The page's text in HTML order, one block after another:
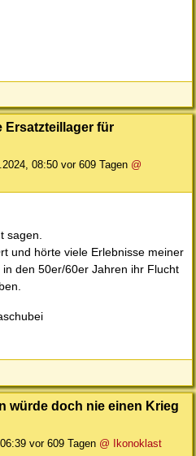
Ersatzteillager für
08:50 vor 609 Tagen @
sagen.
und hörte viele Erlebnisse meiner
den 50er/60er Jahren ihr Flucht
würde doch nie einen Krieg
vor 609 Tagen @ Ikonoklast